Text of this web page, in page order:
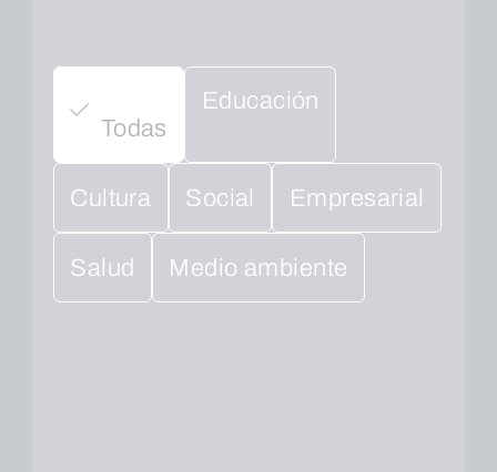
Todas
Educación
Cultura Social Empresarial
Salud Medio ambiente